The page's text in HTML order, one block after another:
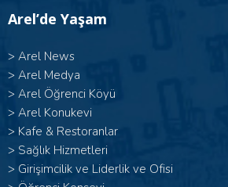
Arel’de Yaşam
> Arel News
> Arel Medya
> Arel Öğrenci Köyü
> Arel Konukevi
> Kafe & Restoranlar
> Sağlık Hizmetleri
> Girişimcilik ve Liderlik ve Ofisi